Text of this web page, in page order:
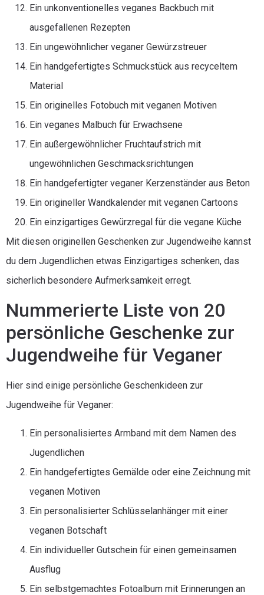
Ein unkonventionelles veganes Backbuch mit
ausgefallenen Rezepten
Ein ungewöhnlicher veganer Gewürzstreuer
Ein handgefertigtes Schmuckstück aus recyceltem
Material
Ein originelles Fotobuch mit veganen Motiven
Ein veganes Malbuch für Erwachsene
Ein außergewöhnlicher Fruchtaufstrich mit
ungewöhnlichen Geschmacksrichtungen
Ein handgefertigter veganer Kerzenständer aus Beton
Ein origineller Wandkalender mit veganen Cartoons
Ein einzigartiges Gewürzregal für die vegane Küche
Mit diesen originellen Geschenken zur Jugendweihe kannst
du dem Jugendlichen etwas Einzigartiges schenken, das
sicherlich besondere Aufmerksamkeit erregt.
Nummerierte Liste von 20
persönliche Geschenke zur
Jugendweihe für Veganer
Hier sind einige persönliche Geschenkideen zur
Jugendweihe für Veganer:
Ein personalisiertes Armband mit dem Namen des
Jugendlichen
Ein handgefertigtes Gemälde oder eine Zeichnung mit
veganen Motiven
Ein personalisierter Schlüsselanhänger mit einer
veganen Botschaft
Ein individueller Gutschein für einen gemeinsamen
Ausflug
Ein selbstgemachtes Fotoalbum mit Erinnerungen an